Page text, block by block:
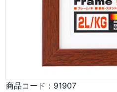
商品コード： 91907